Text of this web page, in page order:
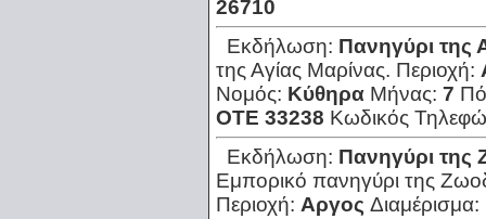
26710
Εκδήλωση: Πανηγύρι της
της Αγίας Μαρίνας. Περιοχή:
Νομός: Κύθηρα Μήνας: 7
ΟΤΕ 33238 Κωδικός
Εκδήλωση: Πανηγύρι
Εμπορικό πανηγύρι της
Περιοχή: Αργος Διαμέρισμα: